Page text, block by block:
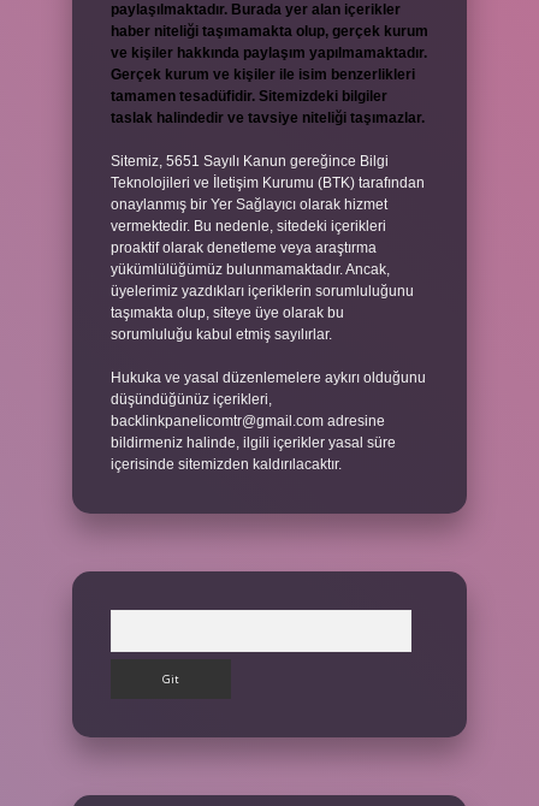
paylaşılmaktadır. Burada yer alan içerikler
haber niteliği taşımamakta olup, gerçek kurum
ve kişiler hakkında paylaşım yapılmamaktadır.
Gerçek kurum ve kişiler ile isim benzerlikleri
tamamen tesadüfidir. Sitemizdeki bilgiler
taslak halindedir ve tavsiye niteliği taşımazlar.
Sitemiz, 5651 Sayılı Kanun gereğince Bilgi
Teknolojileri ve İletişim Kurumu (BTK) tarafından
onaylanmış bir Yer Sağlayıcı olarak hizmet
vermektedir. Bu nedenle, sitedeki içerikleri
proaktif olarak denetleme veya araştırma
yükümlülüğümüz bulunmamaktadır. Ancak,
üyelerimiz yazdıkları içeriklerin sorumluluğunu
taşımakta olup, siteye üye olarak bu
sorumluluğu kabul etmiş sayılırlar.
Hukuka ve yasal düzenlemelere aykırı olduğunu
düşündüğünüz içerikleri,
backlinkpanelicomtr@gmail.com adresine
bildirmeniz halinde, ilgili içerikler yasal süre
içerisinde sitemizden kaldırılacaktır.